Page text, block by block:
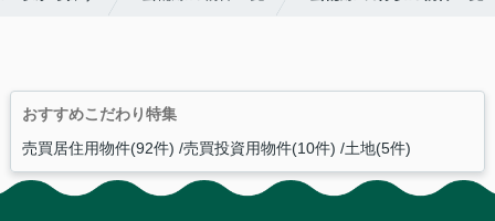
おすすめこだわり特集
売買居住用物件(92件) 売買投資用物件(10件) 土地(5件)